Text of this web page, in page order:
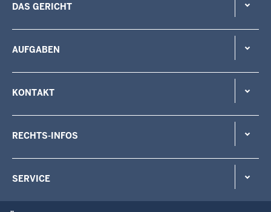
DAS GERICHT
AUFGABEN
KONTAKT
RECHTS-INFOS
SERVICE